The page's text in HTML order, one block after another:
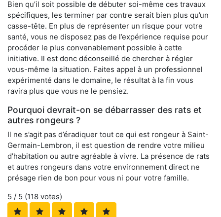
Bien qu’il soit possible de débuter soi-même ces travaux
spécifiques, les terminer par contre serait bien plus qu’un
casse-tête. En plus de représenter un risque pour votre
santé, vous ne disposez pas de l’expérience requise pour
procéder le plus convenablement possible à cette
initiative. Il est donc déconseillé de chercher à régler
vous-même la situation. Faites appel à un professionnel
expérimenté dans le domaine, le résultat à la fin vous
ravira plus que vous ne le pensiez.
Pourquoi devrait-on se débarrasser des rats et
autres rongeurs ?
Il ne s’agit pas d’éradiquer tout ce qui est rongeur à Saint-
Germain-Lembron, il est question de rendre votre milieu
d’habitation ou autre agréable à vivre. La présence de rats
et autres rongeurs dans votre environnement direct ne
présage rien de bon pour vous ni pour votre famille.
5 / 5 (118 votes)